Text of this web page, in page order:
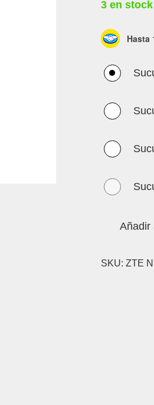
3 en stock
Hasta
Añadir
SKU: ZTE